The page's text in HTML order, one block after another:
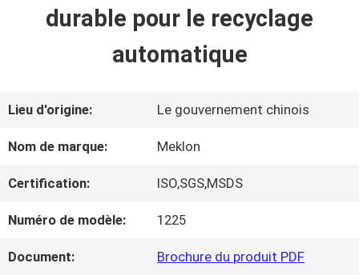
VIDÉOS
PROPOS
VISITE
durable pour le recyclage
automatique
Lieu d'origine: Le gouvernement chinois
Nom de marque: Meklon
Certification: ISO,SGS,MSDS
Numéro de modèle: 1225
Document: Brochure du produit PDF